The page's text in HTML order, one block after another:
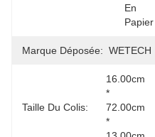
En
Papier
Marque Déposée: WETECH
Taille Du Colis:
16.00cm
*
72.00cm
*